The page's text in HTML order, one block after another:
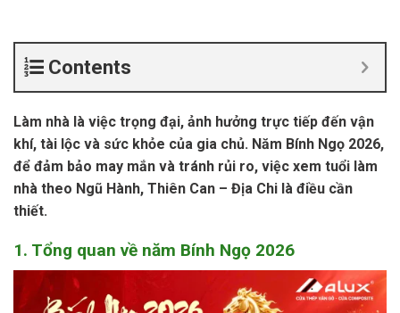
Contents
Làm nhà là việc trọng đại, ảnh hưởng trực tiếp đến vận
khí, tài lộc và sức khỏe của gia chủ. Năm Bính Ngọ 2026,
để đảm bảo may mắn và tránh rủi ro, việc xem tuổi làm
nhà theo Ngũ Hành, Thiên Can – Địa Chi là điều cần
thiết.
1. Tổng quan về năm Bính Ngọ 2026